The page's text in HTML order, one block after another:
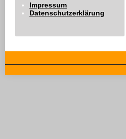
Impressum
Datenschutzerklärung